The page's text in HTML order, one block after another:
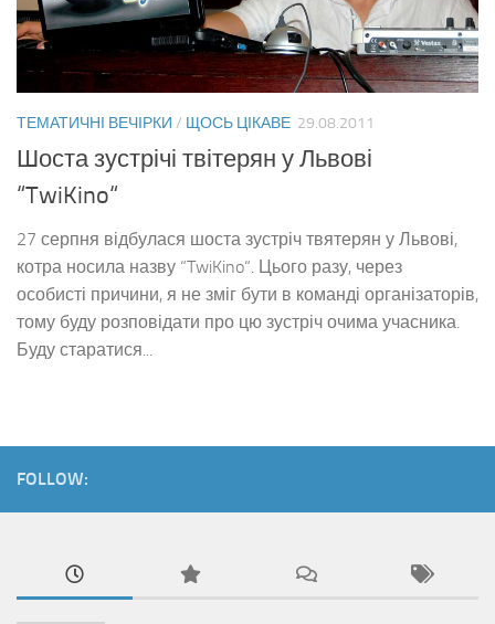
ТЕМАТИЧНІ ВЕЧІРКИ / ЩОСЬ ЦІКАВЕ 29.08.2011
Шоста зустрічі твітерян у Львові
“TwiKino“
27 серпня відбулася шоста зустріч твятерян у Львові,
котра носила назву “TwiKino“. Цього разу, через
особисті причини, я не зміг бути в команді організаторів,
тому буду розповідати про цю зустріч очима учасника.
Буду старатися...
FOLLOW: